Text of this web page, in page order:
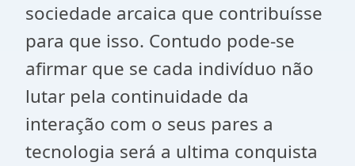
sociedade arcaica que contribuísse
para que isso. Contudo pode-se
afirmar que se cada indivíduo não
lutar pela continuidade da
interação com o seus pares a
tecnologia será a ultima conquista